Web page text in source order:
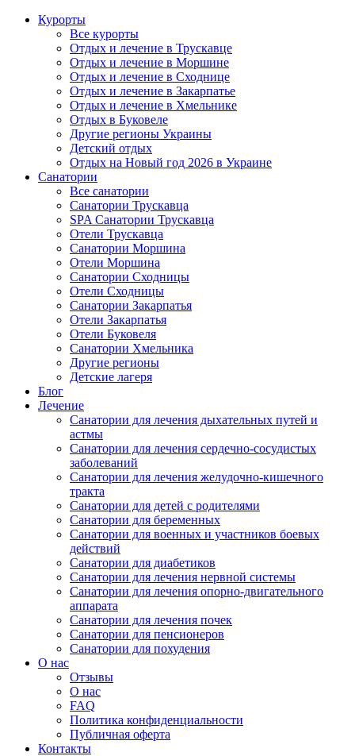
Курорты
Все курорты
Отдых и лечение в Трускавце
Отдых и лечение в Моршине
Отдых и лечение в Сходнице
Отдых и лечение в Закарпатье
Отдых и лечение в Хмельнике
Отдых в Буковеле
Другие регионы Украины
Детский отдых
Отдых на Новый год 2026 в Украине
Санатории
Все санатории
Санатории Трускавца
SPA Санатории Трускавца
Отели Трускавца
Санатории Моршина
Отели Моршина
Санатории Сходницы
Отели Сходницы
Санатории Закарпатья
Отели Закарпатья
Отели Буковеля
Санатории Хмельника
Другие регионы
Детские лагеря
Блог
Лечение
Санатории для лечения дыхательных путей и
астмы
Санатории для лечения сердечно-сосудистых
заболеваний
Санатории для лечения желудочно-кишечного
тракта
Санатории для детей с родителями
Санатории для беременных
Санатории для военных и участников боевых
действий
Санатории для диабетиков
Санатории для лечения нервной системы
Санатории для лечения опорно-двигательного
аппарата
Санатории для лечения почек
Санатории для пенсионеров
Санатории для похудения
О нас
Отзывы
О нас
FAQ
Политика конфиденциальности
Публичная оферта
Контакты